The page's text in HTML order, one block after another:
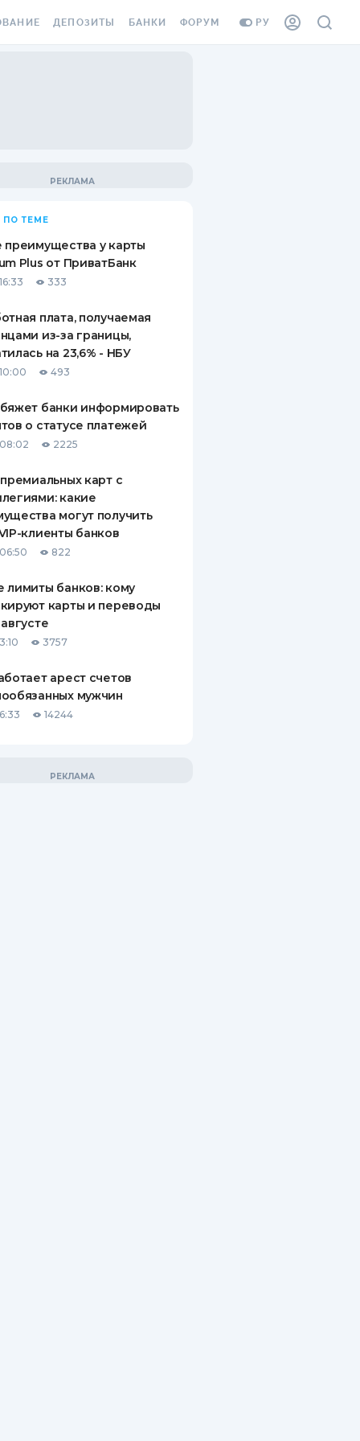
РУ
ВИНЬЕТКА
СОТРУДНИКОВ
ОТ
СЛУЧАЕВ
ПОЛИСЫ
О СТРАХОВЫХ
ДЕПОЗИТЫ
ВОПРОСЫ И ОТВЕТЫ
ПУТЕВОДИТЕЛИ ПО
БАНКИ ФОРУМ
ПО ТЕМЕ
преимущества у карты
Plus от ПриватБанк
333
плата, получаемая
из-за границы,
на 23,6% - НБУ
493
банки информировать
о статусе платежей
2225
карт с
какие
могут получить
клиенты банков
822
лимиты банков: кому
карты и переводы
3757
арест счетов
мужчин
14244